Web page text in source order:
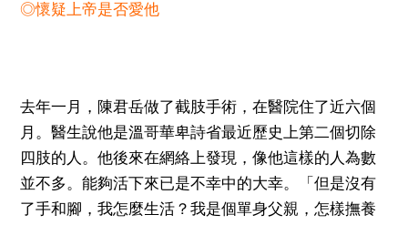
◎懷疑上帝是否愛他
去年一月，陳君岳做了截肢手術，在醫院住了近六個
月。醫生說他是溫哥華卑詩省最近歷史上第二個切除
四肢的人。他後來在網絡上發現，像他這樣的人為數
並不多。能夠活下來已是不幸中的大幸。「但是沒有
了手和腳，我怎麼生活？我是個單身父親，怎樣撫養